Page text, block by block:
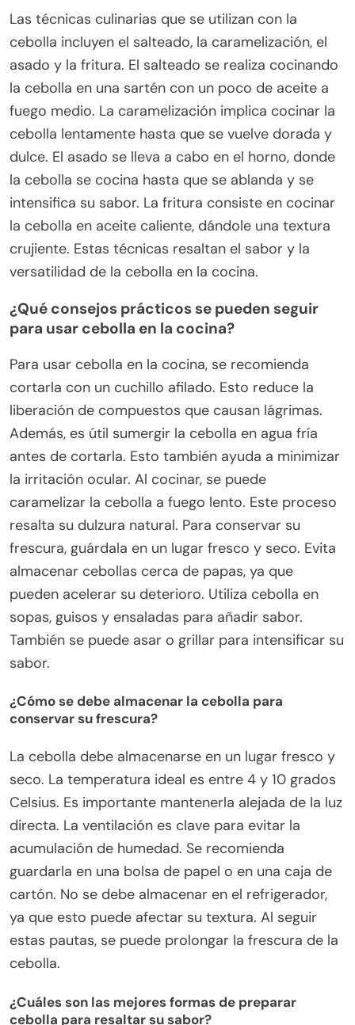
Las técnicas culinarias que se utilizan con la
cebolla incluyen el salteado, la caramelización, el
asado y la fritura. El salteado se realiza cocinando
la cebolla en una sartén con un poco de aceite a
fuego medio. La caramelización implica cocinar la
cebolla lentamente hasta que se vuelve dorada y
dulce. El asado se lleva a cabo en el horno, donde
la cebolla se cocina hasta que se ablanda y se
intensifica su sabor. La fritura consiste en cocinar
la cebolla en aceite caliente, dándole una textura
crujiente. Estas técnicas resaltan el sabor y la
versatilidad de la cebolla en la cocina.
¿Qué consejos prácticos se pueden seguir
para usar cebolla en la cocina?
Para usar cebolla en la cocina, se recomienda
cortarla con un cuchillo afilado. Esto reduce la
liberación de compuestos que causan lágrimas.
Además, es útil sumergir la cebolla en agua fría
antes de cortarla. Esto también ayuda a minimizar
la irritación ocular. Al cocinar, se puede
caramelizar la cebolla a fuego lento. Este proceso
resalta su dulzura natural. Para conservar su
frescura, guárdala en un lugar fresco y seco. Evita
almacenar cebollas cerca de papas, ya que
pueden acelerar su deterioro. Utiliza cebolla en
sopas, guisos y ensaladas para añadir sabor.
También se puede asar o grillar para intensificar su
sabor.
¿Cómo se debe almacenar la cebolla para
conservar su frescura?
La cebolla debe almacenarse en un lugar fresco y
seco. La temperatura ideal es entre 4 y 10 grados
Celsius. Es importante mantenerla alejada de la luz
directa. La ventilación es clave para evitar la
acumulación de humedad. Se recomienda
guardarla en una bolsa de papel o en una caja de
cartón. No se debe almacenar en el refrigerador,
ya que esto puede afectar su textura. Al seguir
estas pautas, se puede prolongar la frescura de la
cebolla.
¿Cuáles son las mejores formas de preparar
cebolla para resaltar su sabor?